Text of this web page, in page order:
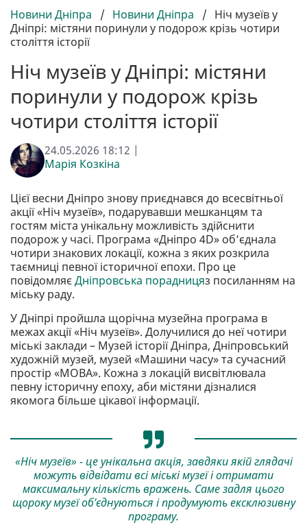
Новини Дніпра / Новини Дніпра / Ніч музеїв у
Дніпрі: містяни поринули у подорож крізь чотири
століття історії
Ніч музеїв у Дніпрі: містяни
поринули у подорож крізь
чотири століття історії
24.05.2026 18:12 |
Марія Козкіна
Цієї весни Дніпро знову приєднався до всесвітньої
акції «Ніч музеїв», подарувавши мешканцям та
гостям міста унікальну можливість здійснити
подорож у часі. Програма «Дніпро 4D» об’єднала
чотири знакових локації, кожна з яких розкрила
таємниці певної історичної епохи. Про це
повідомляєДніпровська порадницяз посиланням на
міську раду.
У Дніпрі пройшла щорічна музейна програма в
межах акції «Ніч музеїв». Долучилися до неї чотири
міські заклади – Музей історії Дніпра, Дніпровський
художній музей, музей «Машини часу» та сучасний
простір «МОВА». Кожна з локацій висвітлювала
певну історичну епоху, аби містяни дізналися
якомога більше цікавої інформації.
«Ніч музеїв» - це унікальна акція, завдяки якій глядачі
можуть відвідати всі міські музеї і отримати
максимальну кількість вражень. Саме задля цього
щороку музеї об’єднуються і продумують ексклюзивну
програму.